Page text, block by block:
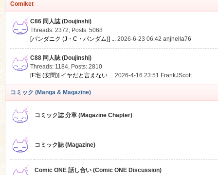
Comiket
C86 同人誌 (Doujinshi)
Threads: 2372, Posts: 5068
[パンダニク (J・C・パンダム)] ... 2026-6-23 06:42 anjhella76
C88 同人誌 (Doujinshi)
Threads: 1184, Posts: 2810
[F宅 (安間)] イヤだと言えない ... 2026-4-16 23:51 FrankJScott
コミック (Manga & Magazine)
コミック誌 分章 (Magazine Chapter)
コミック誌 (Magazine)
Comic ONE 話し合い (Comic ONE Discussion)